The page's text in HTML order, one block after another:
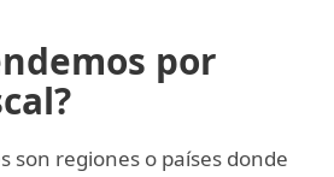
por
son regiones o países donde